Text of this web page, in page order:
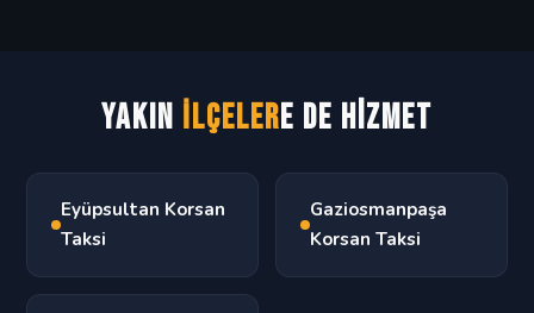
Yakın İlçelere de Hizmet
Eyüpsultan Korsan
Taksi
Gaziosmanpaşa
Korsan Taksi